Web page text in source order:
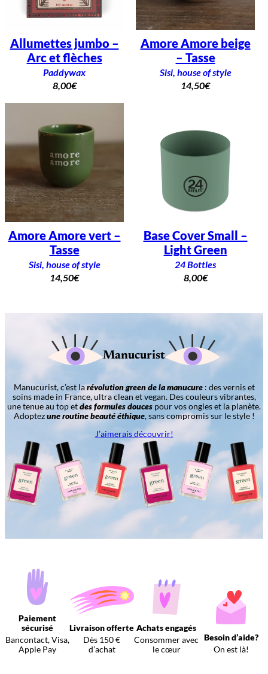
Allumettes jumbo –
Arc et flèches
Paddywax
8,00€
Amore Amore beige
– Tasse
Sisi, house of style
14,50€
Amore Amore vert –
Tasse
Sisi, house of style
14,50€
Base Cover Small –
Light Green
24 Bottles
8,00€
Manucurist
Manucurist, c’est larévolution green de la manucure: des vernis et
soins made in France, ultra clean et vegan. Des couleurs vibrantes,
une tenue au top etdes formules douces pour vos ongles et la planète.
Adoptezune routine beauté éthique, sans compromis sur le style !
J’aimerais découvrir!
Paiement
sécurisé
Bancontact, Visa,
Apple Pay
Livraison offerte
Dès 150 €
d’achat
Achats engagés
Consommer avec
le cœur
Besoin d’aide?
On est là!